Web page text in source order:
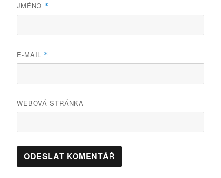
JMÉNO *
E-MAIL *
WEBOVÁ STRÁNKA